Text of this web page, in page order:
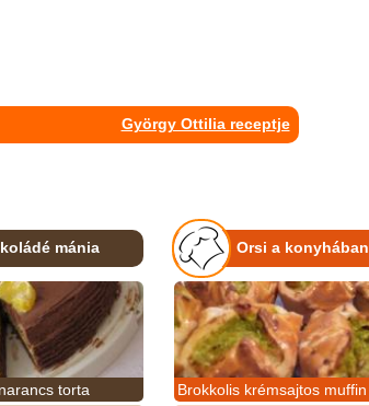
György Ottilia receptje
mánia
torta
Orsi a konyhában
Brokkolis krémsajtos muffin